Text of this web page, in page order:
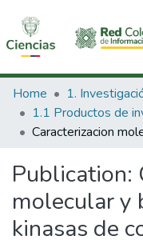
Communities &
All of DSpace
Home
Publication:
molecular y
kinasas de